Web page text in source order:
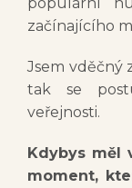
začínajícího
Jsem vděčný
tak se
veřejnosti.
Kdybys měl
moment,